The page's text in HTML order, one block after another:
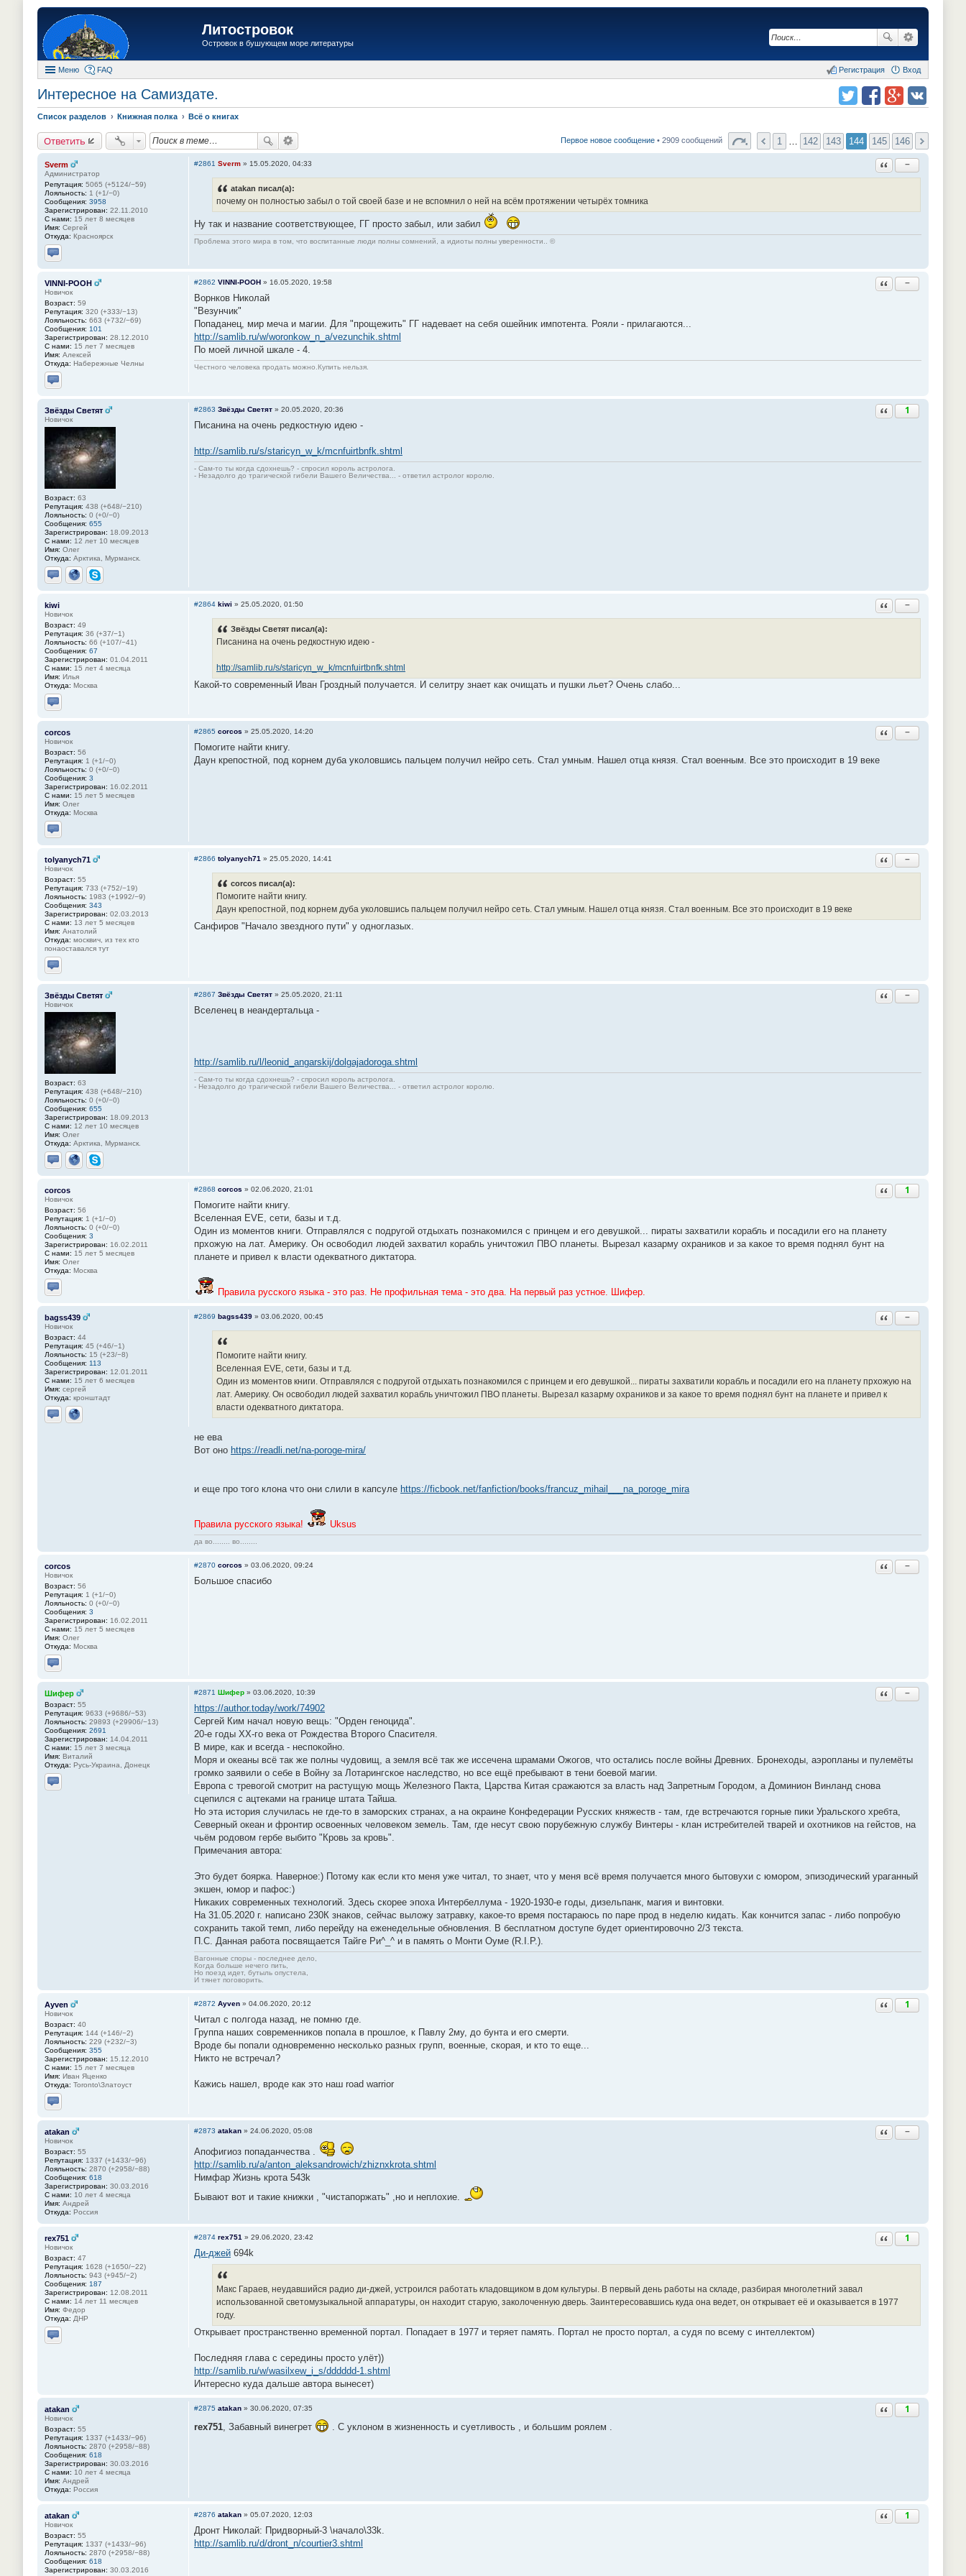
Литостровок
Островок в бушующем море литературы
Меню FAQ Вход
Регистрация
Интересное на Самиздате.
Список разделов Книжная полка Всё о книгах
Ответить Первое новое сообщение • 2909 сообщений 1 142 143 144 145 146
Sverm
Администратор
Репутация: 5065 (+5124/−59)
Лояльность: 1 (+1/−0)
Сообщения: 3958
Зарегистрирован: 22.11.2010
С нами: 15 лет 8 месяцев
Имя: Сергей
Откуда: Красноярск
Отправить личное сообщение
Ответить с цитатой
−
#2861 Sverm » 15.05.2020, 04:33
atakan писал(а):
почему он полностью забыл о той своей базе и не вспомнил о ней на всём протяжении четырёх томника
Ну так и название соответствующее, ГГ просто забыл, или забил
Проблема этого мира в том, что воспитанные люди полны сомнений, а идиоты полны уверенности.. ©
VINNI-POOH
Новичок
Возраст: 59
Репутация: 320 (+333/−13)
Лояльность: 663 (+732/−69)
Сообщения: 101
Зарегистрирован: 28.12.2010
С нами: 15 лет 7 месяцев
Имя: Алексей
Откуда: Набережные Челны
Отправить личное сообщение
Ответить с цитатой
−
#2862 VINNI-POOH » 16.05.2020, 19:58
Ворнков Николай
"Везунчик"
Попаданец, мир меча и магии. Для "прощежить" ГГ надевает на себя ошейник импотента. Рояли - прилагаются...
http://samlib.ru/w/woronkow_n_a/vezunchik.shtml
По моей личной шкале - 4.
Честного человека продать можно.Купить нельзя.
Звёзды Светят
Новичок
Возраст: 63
Репутация: 438 (+648/−210)
Лояльность: 0 (+0/−0)
Сообщения: 655
Зарегистрирован: 18.09.2013
С нами: 12 лет 10 месяцев
Имя: Олег
Откуда: Арктика, Мурманск.
Отправить личное сообщение
СайтSkype
Ответить с цитатой
1
#2863 Звёзды Светят » 20.05.2020, 20:36
Писанина на очень редкостную идею -
http://samlib.ru/s/staricyn_w_k/mcnfuirtbnfk.shtml
- Сам-то ты когда сдохнешь? - спросил король астролога.
- Незадолго до трагической гибели Вашего Величества... - ответил астролог королю.
kiwi
Новичок
Возраст: 49
Репутация: 36 (+37/−1)
Лояльность: 66 (+107/−41)
Сообщения: 67
Зарегистрирован: 01.04.2011
С нами: 15 лет 4 месяца
Имя: Илья
Откуда: Москва
Отправить личное сообщение
Ответить с цитатой
−
#2864 kiwi » 25.05.2020, 01:50
Звёзды Светят писал(а):
Писанина на очень редкостную идею -
http://samlib.ru/s/staricyn_w_k/mcnfuirtbnfk.shtml
Какой-то современный Иван Гроздный получается. И селитру знает как очищать и пушки льет? Очень слабо...
corcos
Новичок
Возраст: 56
Репутация: 1 (+1/−0)
Лояльность: 0 (+0/−0)
Сообщения: 3
Зарегистрирован: 16.02.2011
С нами: 15 лет 5 месяцев
Имя: Олег
Откуда: Москва
Отправить личное сообщение
Ответить с цитатой
−
#2865 corcos » 25.05.2020, 14:20
Помогите найти книгу.
Даун крепостной, под корнем дуба уколовшись пальцем получил нейро сеть. Стал умным. Нашел отца князя. Стал военным. Все это происходит в 19 веке
tolyanych71
Новичок
Возраст: 55
Репутация: 733 (+752/−19)
Лояльность: 1983 (+1992/−9)
Сообщения: 343
Зарегистрирован: 02.03.2013
С нами: 13 лет 5 месяцев
Имя: Анатолий
Откуда: москвич, из тех кто
понаоставался тут
Отправить личное сообщение
Ответить с цитатой
−
#2866 tolyanych71 » 25.05.2020, 14:41
corcos писал(а):
Помогите найти книгу.
Даун крепостной, под корнем дуба уколовшись пальцем получил нейро сеть. Стал умным. Нашел отца князя. Стал военным. Все это происходит в 19 веке
Санфиров "Начало звездного пути" у одноглазых.
Звёзды Светят
Новичок
Возраст: 63
Репутация: 438 (+648/−210)
Лояльность: 0 (+0/−0)
Сообщения: 655
Зарегистрирован: 18.09.2013
С нами: 12 лет 10 месяцев
Имя: Олег
Откуда: Арктика, Мурманск.
Отправить личное сообщение
СайтSkype
Ответить с цитатой
−
#2867 Звёзды Светят » 25.05.2020, 21:11
Вселенец в неандертальца -
http://samlib.ru/l/leonid_angarskij/dolgajadoroga.shtml
- Сам-то ты когда сдохнешь? - спросил король астролога.
- Незадолго до трагической гибели Вашего Величества... - ответил астролог королю.
corcos
Новичок
Возраст: 56
Репутация: 1 (+1/−0)
Лояльность: 0 (+0/−0)
Сообщения: 3
Зарегистрирован: 16.02.2011
С нами: 15 лет 5 месяцев
Имя: Олег
Откуда: Москва
Отправить личное сообщение
Ответить с цитатой
1
#2868 corcos » 02.06.2020, 21:01
Помогите найти книгу.
Вселенная EVE, сети, базы и т.д.
Один из моментов книги. Отправлялся с подругой отдыхать познакомился с принцем и его девушкой... пираты захватили корабль и посадили его на планету
прхожую на лат. Америку. Он освободил людей захватил корабль уничтожил ПВО планеты. Вырезал казарму охраников и за какое то время поднял бунт на
планете и привел к власти одекватного диктатора.
Правила русского языка - это раз. Не профильная тема - это два. На первый раз устное. Шифер.
bagss439
Новичок
Возраст: 44
Репутация: 45 (+46/−1)
Лояльность: 15 (+23/−8)
Сообщения: 113
Зарегистрирован: 12.01.2011
С нами: 15 лет 6 месяцев
Имя: сергей
Откуда: кронштадт
Отправить личное сообщение
Сайт
Ответить с цитатой
−
#2869 bagss439 » 03.06.2020, 00:45
Помогите найти книгу.
Вселенная EVE, сети, базы и т.д.
Один из моментов книги. Отправлялся с подругой отдыхать познакомился с принцем и его девушкой... пираты захватили корабль и посадили его на планету прхожую на
лат. Америку. Он освободил людей захватил корабль уничтожил ПВО планеты. Вырезал казарму охраников и за какое то время поднял бунт на планете и привел к
власти одекватного диктатора.
не ева
Вот оно https://readli.net/na-poroge-mira/
и еще про того клона что они слили в капсуле https://ficbook.net/fanfiction/books/francuz_mihail___na_poroge_mira
Правила русского языка! Uksus
да во........ во........
corcos
Новичок
Возраст: 56
Репутация: 1 (+1/−0)
Лояльность: 0 (+0/−0)
Сообщения: 3
Зарегистрирован: 16.02.2011
С нами: 15 лет 5 месяцев
Имя: Олег
Откуда: Москва
Отправить личное сообщение
Ответить с цитатой
−
#2870 corcos » 03.06.2020, 09:24
Большое спасибо
Шифер
Возраст: 55
Репутация: 9633 (+9686/−53)
Лояльность: 29893 (+29906/−13)
Сообщения: 2691
Зарегистрирован: 14.04.2011
С нами: 15 лет 3 месяца
Имя: Виталий
Откуда: Русь-Украина, Донецк
Отправить личное сообщение
Ответить с цитатой
−
#2871 Шифер » 03.06.2020, 10:39
https://author.today/work/74902
Сергей Ким начал новую вещь: "Орден геноцида".
20-е годы ХХ-го века от Рождества Второго Спасителя.
В мире, как и всегда - неспокойно.
Моря и океаны всё так же полны чудовищ, а земля всё так же иссечена шрамами Ожогов, что остались после войны Древних. Бронеходы, аэропланы и пулемёты
громко заявили о себе в Войну за Лотарингское наследство, но все ещё пребывают в тени боевой магии.
Европа с тревогой смотрит на растущую мощь Железного Пакта, Царства Китая сражаются за власть над Запретным Городом, а Доминион Винланд снова
сцепился с ацтеками на границе штата Тайша.
Но эта история случилась не где-то в заморских странах, а на окраине Конфедерации Русских княжеств - там, где встречаются горные пики Уральского хребта,
Северный океан и фронтир освоенных человеком земель. Там, где несут свою порубежную службу Винтеры - клан истребителей тварей и охотников на гейстов, на
чьём родовом гербе выбито "Кровь за кровь".
Примечания автора:
Это будет боярка. Наверное:) Потому как если кто меня уже читал, то знает, что у меня всё время получается много бытовухи с юмором, эпизодический ураганный
экшен, юмор и пафос:)
Никаких современных технологий. Здесь скорее эпоха Интербеллума - 1920-1930-е годы, дизельпанк, магия и винтовки.
На 31.05.2020 г. написано 230К знаков, сейчас выложу затравку, какое-то время постараюсь по паре прод в неделю кидать. Как кончится запас - либо попробую
сохранить такой темп, либо перейду на еженедельные обновления. В бесплатном доступе будет ориентировочно 2/3 текста.
П.С. Данная работа посвящается Тайге Ри^_^ и в память о Монти Оуме (R.I.P.).
Вагонные споры - последнее дело,
Когда больше нечего пить,
Но поезд идет, бутыль опустела,
И тянет поговорить.
Ayven
Новичок
Возраст: 40
Репутация: 144 (+146/−2)
Лояльность: 229 (+232/−3)
Сообщения: 355
Зарегистрирован: 15.12.2010
С нами: 15 лет 7 месяцев
Имя: Иван Яценко
Откуда: Toronto\Златоуст
Отправить личное сообщение
Ответить с цитатой
1
#2872 Ayven » 04.06.2020, 20:12
Читал с полгода назад, не помню где.
Группа наших современников попала в прошлое, к Павлу 2му, до бунта и его смерти.
Вроде бы попали одновременно несколько разных групп, военные, скорая, и кто то еще...
Никто не встречал?
Кажись нашел, вроде как это наш road warrior
atakan
Новичок
Возраст: 55
Репутация: 1337 (+1433/−96)
Лояльность: 2870 (+2958/−88)
Сообщения: 618
Зарегистрирован: 30.03.2016
С нами: 10 лет 4 месяца
Имя: Андрей
Откуда: Россия
Ответить с цитатой
−
#2873 atakan » 24.06.2020, 05:08
Апофигиоз попаданчества .
http://samlib.ru/a/anton_aleksandrowich/zhiznxkrota.shtml
Нимфар Жизнь крота 543k
Бывают вот и такие книжки , "чистапоржать" ,но и неплохие.
rex751
Новичок
Возраст: 47
Репутация: 1628 (+1650/−22)
Лояльность: 943 (+945/−2)
Сообщения: 187
Зарегистрирован: 12.08.2011
С нами: 14 лет 11 месяцев
Имя: Федор
Откуда: ДНР
Отправить личное сообщение
Ответить с цитатой
1
#2874 rex751 » 29.06.2020, 23:42
Ди-джей 694k
Макс Гараев, неудавшийся радио ди-джей, устроился работать кладовщиком в дом культуры. В первый день работы на складе, разбирая многолетний завал
использованной светомузыкальной аппаратуры, он находит старую, заколоченную дверь. Заинтересовавшись куда она ведет, он открывает её и оказывается в 1977
году.
Открывает пространственно временной портал. Попадает в 1977 и теряет память. Портал не просто портал, а судя по всему с интеллектом)
Последняя глава с середины просто улёт))
http://samlib.ru/w/wasilxew_i_s/dddddd-1.shtml
Интересно куда дальше автора вынесет)
atakan
Новичок
Возраст: 55
Репутация: 1337 (+1433/−96)
Лояльность: 2870 (+2958/−88)
Сообщения: 618
Зарегистрирован: 30.03.2016
С нами: 10 лет 4 месяца
Имя: Андрей
Откуда: Россия
Ответить с цитатой
1
#2875 atakan » 30.06.2020, 07:35
rex751, Забавный винегрет . С уклоном в жизненность и суетливость , и большим роялем .
atakan
Новичок
Возраст: 55
Репутация: 1337 (+1433/−96)
Лояльность: 2870 (+2958/−88)
Сообщения: 618
Зарегистрирован: 30.03.2016
Ответить с цитатой
1
#2876 atakan » 05.07.2020, 12:03
Дронт Николай: Придворный-3 \начало\33k.
http://samlib.ru/d/dront_n/courtier3.shtml